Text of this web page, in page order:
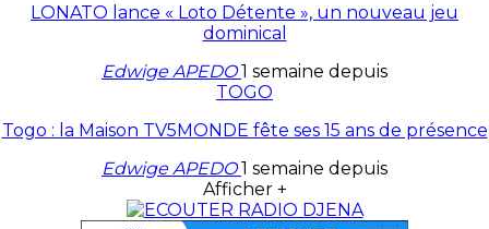
LONATO lance « Loto Détente », un nouveau jeu
dominical
Edwige APEDO1 semaine depuis
TOGO
Togo : la Maison TV5MONDE fête ses 15 ans de présence
Edwige APEDO1 semaine depuis
Afficher +